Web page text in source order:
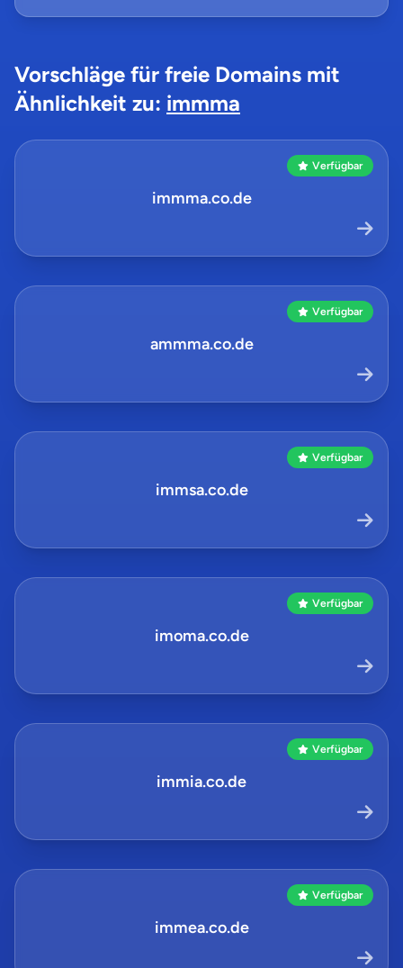
Vorschläge für freie Domains mit
Ähnlichkeit zu: immma
Verfügbar
immma.co.de
Verfügbar
ammma.co.de
Verfügbar
immsa.co.de
Verfügbar
imoma.co.de
Verfügbar
immia.co.de
Verfügbar
immea.co.de